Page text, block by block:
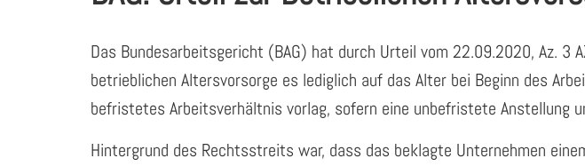
Das Bundesarbeitsgericht (BAG) hat durch Urteil vom 22.09.2020, Az.
betrieblichen Altersvorsorge es lediglich auf das Alter bei Beginn des
befristetes Arbeitsverhältnis vorlag, sofern eine unbefristete Anstellung
Hintergrund des Rechtsstreits war, dass das beklagte Unternehmen